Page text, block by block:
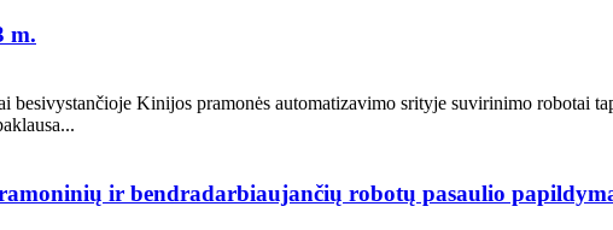
m.
Kinijos pramonės automatizavimo srityje suvirinimo robotai
ir bendradarbiaujančių robotų pasaulio